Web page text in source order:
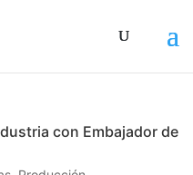
con Embajador de